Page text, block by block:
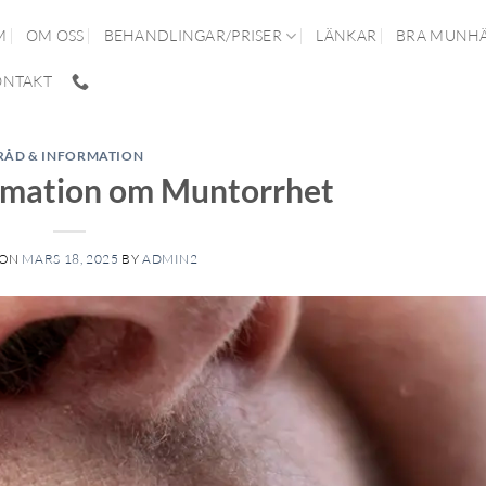
OM OSS BEHANDLINGAR/PRISER LÄNKAR BRA
& INFORMATION
om Muntorrhet
MARS 18, 2025 BY ADMIN2